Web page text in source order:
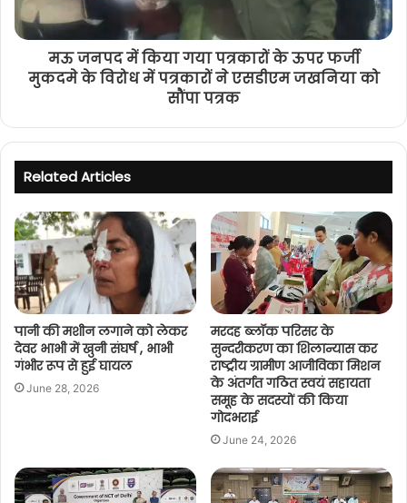
मऊ जनपद में किया गया पत्रकारों के ऊपर फर्जी
मुकदमे के विरोध में पत्रकारों ने एसडीएम जखनिया को
सौंपा पत्रक
Related Articles
पानी की मशीन लगाने को लेकर
देवर भाभी में खुनी संघर्ष , भाभी
गंभीर रूप से हुई घायल
June 28, 2026
मरदह ब्लॉक परिसर के
सुन्दरीकरण का शिलान्यास कर
राष्ट्रीय ग्रामीण आजीविका मिशन
के अंतर्गत गठित स्वयं सहायता
समूह के सदस्यों की किया
गोदभराई
June 24, 2026